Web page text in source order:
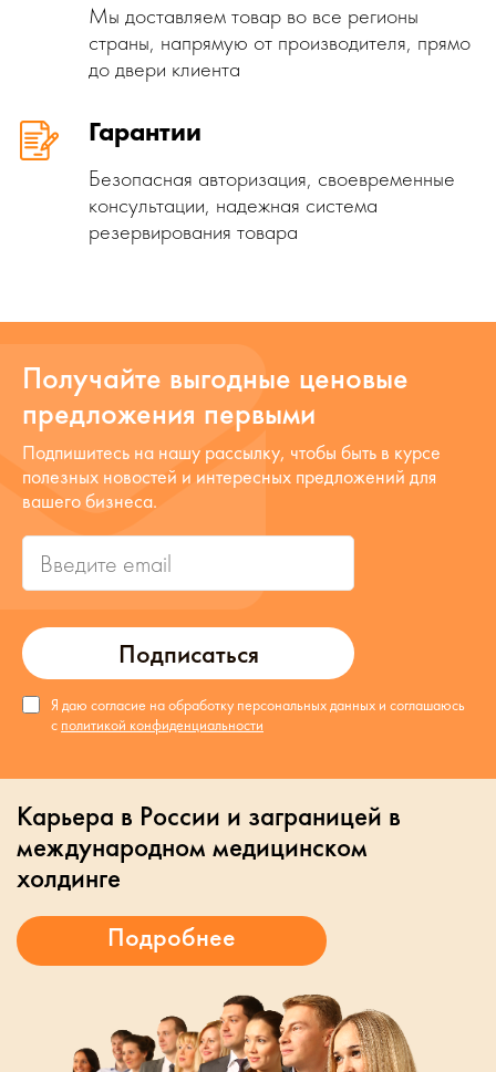
Мы доставляем товар во все регионы
страны, напрямую от производителя, прямо
до двери клиента
Гарантии
Безопасная авторизация, своевременные
консультации, надежная система
резервирования товара
Получайте выгодные ценовые
предложения первыми
Подписаться
Подпишитесь на нашу рассылку, чтобы быть в курсе
полезных новостей и интересных предложений для
вашего бизнеса.
Я даю согласие на обработку персональных данных и соглашаюсь
с политикой конфиденциальности
Карьера в России и заграницей в
международном медицинском
холдинге